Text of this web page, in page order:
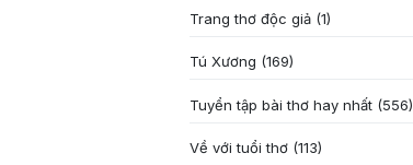
Trang thơ độc giả (1)
Tú Xương (169)
Tuyển tập bài thơ hay nhất (556)
Về với tuổi thơ (113)